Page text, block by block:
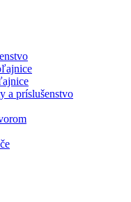
a príslušenstvo